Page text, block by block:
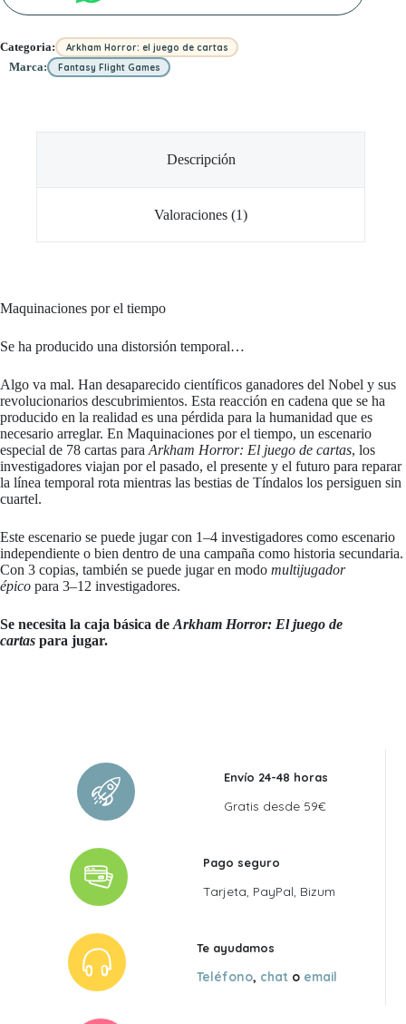
Categoria: Arkham Horror: el juego de cartas
Marca: Fantasy Flight Games
Descripción
Valoraciones (1)
Maquinaciones por el tiempo
Se ha producido una distorsión temporal…
Algo va mal. Han desaparecido científicos ganadores del Nobel y sus
revolucionarios descubrimientos. Esta reacción en cadena que se ha
producido en la realidad es una pérdida para la humanidad que es
necesario arreglar. En Maquinaciones por el tiempo, un escenario
especial de 78 cartas para Arkham Horror: El juego de cartas, los
investigadores viajan por el pasado, el presente y el futuro para reparar
la línea temporal rota mientras las bestias de Tíndalos los persiguen sin
cuartel.
Este escenario se puede jugar con 1–4 investigadores como escenario
independiente o bien dentro de una campaña como historia secundaria.
Con 3 copias, también se puede jugar en modo multijugador
épico para 3–12 investigadores.
Se necesita la caja básica de Arkham Horror: El juego de
cartas para jugar.
Envío 24-48 horas
Gratis desde 59€
Pago seguro
Tarjeta, PayPal, Bizum
Te ayudamos
Teléfono, chat o email